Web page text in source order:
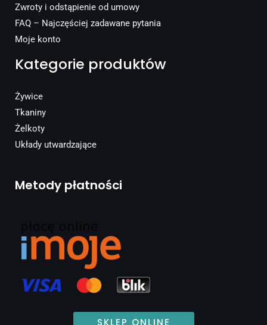
Zwroty i odstąpienie od umowy
FAQ – Najczęściej zadawane pytania
Moje konto
Kategorie produktów
Żywice
Tkaniny
Żelkoty
Układy utwardzające
Metody płatności
SKLEP ONLINE